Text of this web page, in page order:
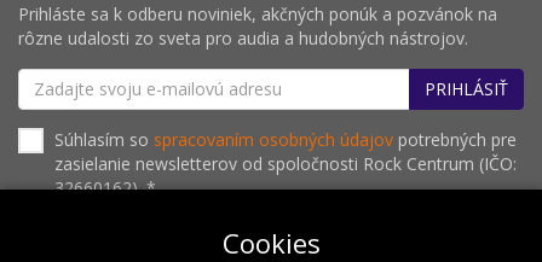
Prihláste sa k odberu noviniek, akčných ponúk a pozvánok na
rôzne udalosti zo sveta pro audia a hudobných nástrojov.
PRIHLÁSIŤ
Súhlasím so spracovaním osobných údajov potrebných pre
zasielanie newsletterov od spoločnosti Rock Centrum (IČO:
32660162). *
Cookies